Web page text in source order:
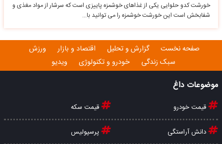
خورشت کدو حلوایی یکی از غذاهای خوشمزه پاییزی است که سرشار از مواد مغذی و
شفابخش است این خورشت خوشمزه را می توانید با…
صفحه نخست گزارش و تحلیل اقتصاد و بازار
ورزش
سبک زندگی
خودرو و تکنولوژی ویدیو
موضوعات داغ
قیمت خودرو قیمت سکه
دانش آراستگی پرسپولیس